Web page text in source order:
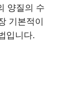
양질의 수
기본적이
입니다.